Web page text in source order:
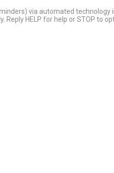
via automated technology
Reply HELP for help or STOP to